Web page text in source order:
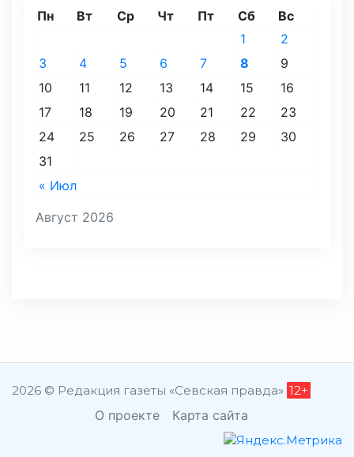
Август 2026
Пн Вт Ср Чт Пт Сб Вс
« Июл
1
2
3
4 5 6 7 8
9
10
11 12 13 14 15
16
17
18 19 20 21 22
23
24
25 26 27 28 29
30
31
2026 © Редакция газеты «Севская правда» 12+
О проекте Карта сайта